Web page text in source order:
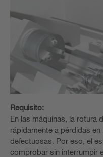
Requisito:
En las máquinas, la rotura
rápidamente a pérdidas
defectuosas. Por eso, el
comprobar sin interrumpir